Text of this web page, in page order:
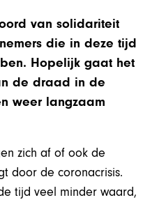
van solidariteit
die in deze tijd
Hopelijk gaat het
de draad in de
weer langzaam
zich af of ook de
door de coronacrisis.
tijd veel minder waard,